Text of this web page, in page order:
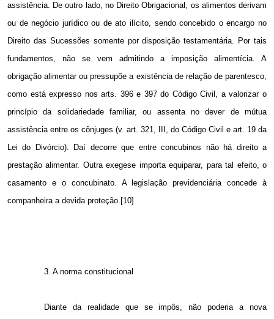
assistência. De outro lado, no Direito Obrigacional, os alimentos derivam
ou de negócio jurídico ou de ato ilícito, sendo concebido o encargo no
Direito das Sucessões somente por disposição testamentária. Por tais
fundamentos, não se vem admitindo a imposição alimentícia. A
obrigação alimentar ou pressupõe a existência de relação de parentesco,
como está expresso nos arts. 396 e 397 do Código Civil, a valorizar o
princípio da solidariedade familiar, ou assenta no dever de mútua
assistência entre os cônjuges (v. art. 321, III, do Código Civil e art. 19 da
Lei do Divórcio). Daí decorre que entre concubinos não há direito a
prestação alimentar. Outra exegese importa equiparar, para tal efeito, o
casamento e o concubinato. A legislação previdenciária concede à
companheira a devida proteção.[10]
3. Anorma constitucional
Diante da realidade que se impôs, não poderia a nova